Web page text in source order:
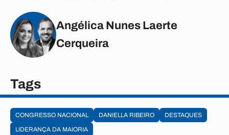
Angélica Nunes Laerte
Cerqueira
Tags
CONGRESSO NACIONAL DANIELLA RIBEIRO
DESTAQUES
LIDERANÇA DA MAIORIA